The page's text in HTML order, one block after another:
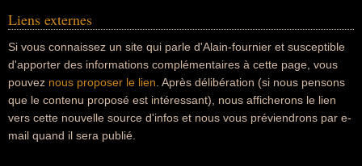
Liens externes
Si vous connaissez un site qui parle d'Alain-fournier et susceptible
d'apporter des informations complémentaires à cette page, vous
pouvez nous proposer le lien . Après délibération (si nous pensons
que le contenu proposé est intéressant), nous afficherons le lien
vers cette nouvelle source d'infos et nous vous préviendrons par e-
mail quand il sera publié.